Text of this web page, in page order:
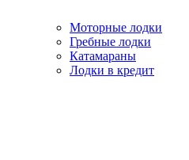
Моторные лодки
Гребные лодки
Катамараны
Лодки в кредит